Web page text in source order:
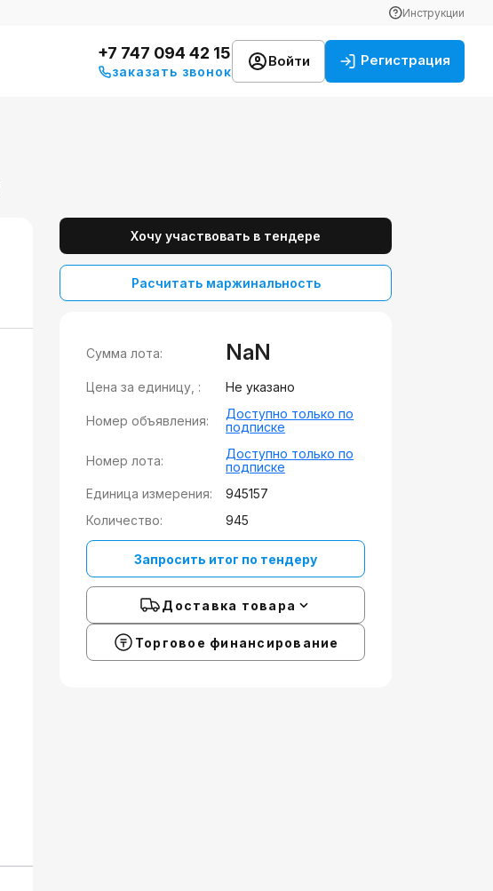
Инструкции
+7 747 094 42 15
заказать звонок
Войти Регистрация
Хочу участвовать в тендере
Расчитать маржинальность
Сумма лота: NaN
Цена за единицу, : Не указано
Номер объявления:
Доступно только по
подписке
Номер лота:
Доступно только по
подписке
Единица измерения:
945157
Количество:
945
Запросить итог по тендеру
Доставка товара
Торговое финансирование